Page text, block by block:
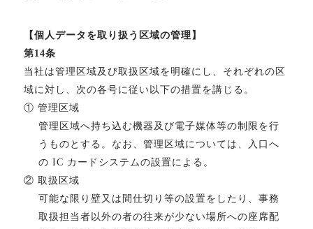
【個人データを取り扱う区域の管理】
第14条
当社は管理区域及び取扱区域を明確にし、それぞれの区
域に対し、次の各号に従い以下の措置を講じる。
① 管理区域
管理区域へ持ち込む機器及び電子媒体等の制限を行
うものとする。なお、管理区域については、入口へ
の IC カードシステムの設置による。
② 取扱区域
可能な限り壁又は間仕切り等の設置をしたり、事務
取扱担当者以外の者の往来が少ない場所への座席配